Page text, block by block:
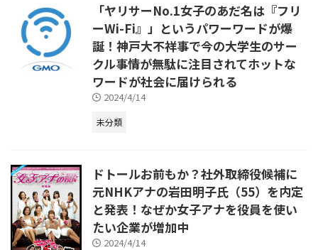
「ヤリサーNo.1女子のあだ名は『フリ
ーWi-Fi』」というパワーワードが爆
誕！神戸大不祥事で今の大学生のサー
クル事情が無駄に注目されてホットな
ワードが社会に届けられる
2024/4/14
未分類
ドトールお前もか？社外取締役候補に
元NHKアナの岩田明子氏（55）を内定
と発表！なぜか女子アナを役員を使い
たい企業が増加中
2024/4/14